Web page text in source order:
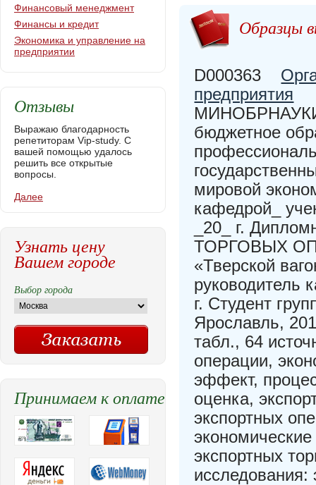
Образцы
D000363
предприятия
МИНОБРНАУКИ
бюджетное
мировой
кафедрой_
_20_ г.
ТОРГОВЫХ
«Тверской
руководитель
г. Студент
Ярославль,
табл., 64
операции,
эффект,
оценка,
экспортных
экспортных
исследования:
Финансовый менеджмент
Финансы и кредит
Экономика и управление на
предприятии
Отзывы
Выражаю благодарность
репетиторам Vip-study. С
вашей помощью удалось
решить все открытые
вопросы.
Далее
Узнать цену
Вашем городе
Выбор города
Принимаем к оплате